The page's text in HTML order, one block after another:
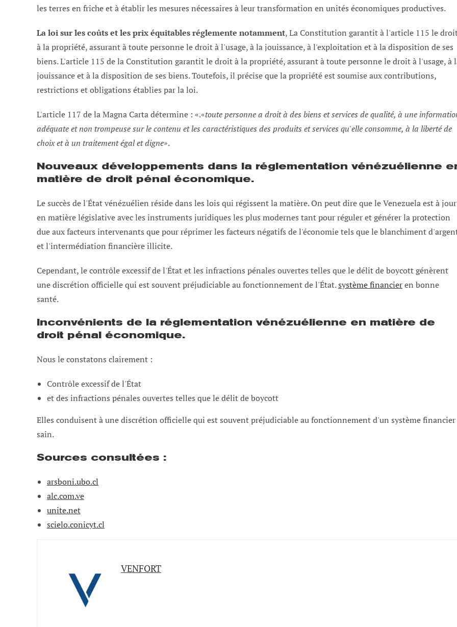
les terres en friche et à établir les mesures nécessaires à leur transformation en unités économiques productives.
La loi sur les coûts et les prix équitables réglemente notamment, La Constitution garantit à l'article 115 le
à la propriété, assurant à toute personne le droit à l'usage, à la jouissance, à l'exploitation et à la disposition de ses
biens. L'article 115 de la Constitution garantit le droit à la propriété, assurant à toute personne le droit à l'usage, à
jouissance et à la disposition de ses biens. Toutefois, il précise que la propriété est soumise aux contributions,
restrictions et obligations établies par la loi.
L'article 117 de la Magna Carta détermine : «.«toute personne a droit à des biens et services de qualité, à une
adéquate et non trompeuse sur le contenu et les caractéristiques des produits et services qu'elle consomme, à la liberté de
choix et à un traitement égal et digne».
Nouveaux développements dans la réglementation vénézuélienne
matière de droit pénal économique.
Le succès de l'État vénézuélien réside dans les lois qui régissent la matière. On peut dire que le Venezuela est à jour
en matière législative avec les instruments juridiques les plus modernes tant pour réguler et générer la protection
due aux facteurs intervenants que pour réprimer les facteurs négatifs de l'économie tels que le blanchiment
et l'intermédiation financière illicite.
Cependant, le contrôle excessif de l'État et les infractions pénales ouvertes telles que le délit de boycott génèrent
une discrétion officielle qui est souvent préjudiciable au fonctionnement de l'État.système financieren bonne
santé.
Inconvénients de la réglementation vénézuélienne en matière de
droit pénal économique.
Nous le constatons clairement :
Contrôle excessif de l'État
et des infractions pénales ouvertes telles que le délit de boycott
Elles conduisent à une discrétion officielle qui est souvent préjudiciable au fonctionnement d'un système financier
sain.
Sources consultées :
arsboni.ubo.cl
alc.com.ve
unite.net
scielo.conicyt.cl
VENFORT